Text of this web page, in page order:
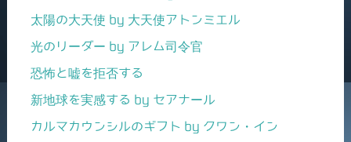
太陽の大天使 by 大天使アトンミエル
光のリーダー by アレム司令官
恐怖と嘘を拒否する
新地球を実感する by セアナール
カルマカウンシルのギフト by クワン・イン